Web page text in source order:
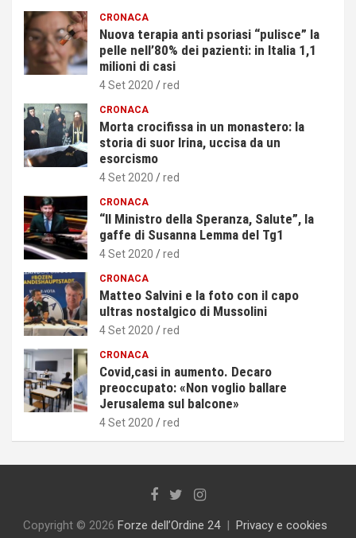
CRONACA
Nuova terapia anti psoriasi “pulisce” la
pelle nell’80% dei pazienti: in Italia 1,1
milioni di casi
4 Set 2020 red
CRONACA
Morta crocifissa in un monastero: la
storia di suor Irina, uccisa da un
esorcismo
4 Set 2020 red
CRONACA
“Il Ministro della Speranza, Salute”, la
gaffe di Susanna Lemma del Tg1
4 Set 2020 red
CRONACA
Matteo Salvini e la foto con il capo
ultras nostalgico di Mussolini
4 Set 2020 red
CRONACA
Covid,casi in aumento. Decaro
preoccupato: «Non voglio ballare
Jerusalema sul balcone»
4 Set 2020 red
Copyright © 2026 Forze dell’Ordine 24 Privacy e cookies